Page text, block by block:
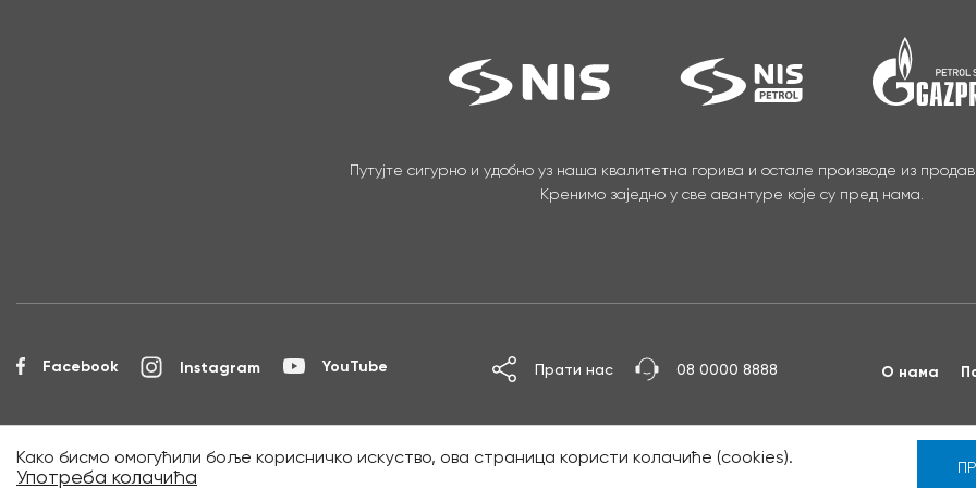
Путујте сигурно и удобно уз наша квалитетна горива и остале производе из
Кренимо заједно у све авантуре које су пред нама.
Facebook Instagram YouTube Прати нас 08 0000 8888 О нама
Copyright © 2026 НИС а.д. Нови Сад. Сва права задржана. PopArt
Како бисмо омогућили боље корисничко искуство, ова страница користи колачиће (cookies).
Употреба колачића